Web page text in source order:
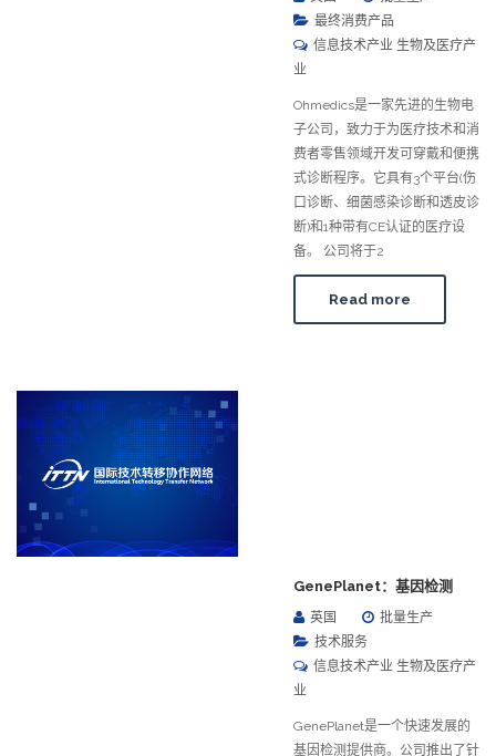
最终消费产品
信息技术产业 生物及医疗产
业
Ohmedics是一家先进的生物电
子公司，致力于为医疗技术和消
费者零售领域开发可穿戴和便携
式诊断程序。它具有3个平台(伤
口诊断、细菌感染诊断和透皮诊
断)和1种带有CE认证的医疗设
备。 公司将于2
Read more
GenePlanet：基因检测
英国
批量生产
技术服务
信息技术产业 生物及医疗产
业
GenePlanet是一个快速发展的
基因检测提供商。公司推出了针